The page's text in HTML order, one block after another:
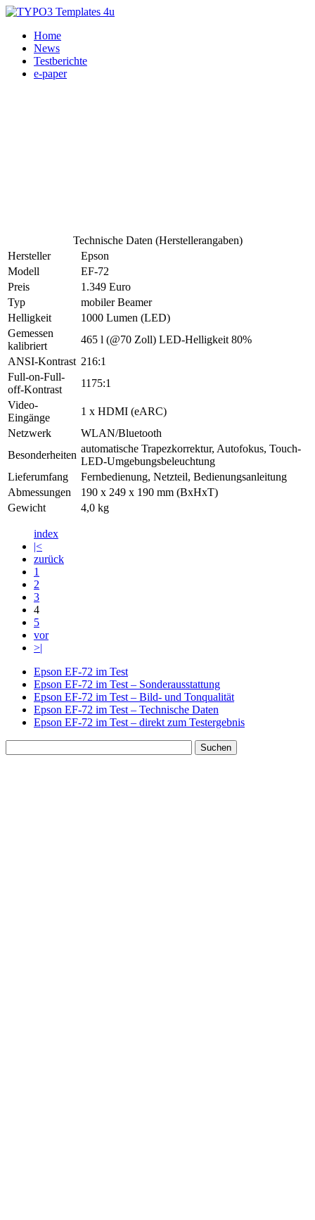
Home
News
Testberichte
e-paper
Technische Daten (Herstellerangaben)
Hersteller
Epson
Modell
EF-72
Preis
1.349 Euro
Typ
mobiler Beamer
Helligkeit
1000 Lumen (LED)
Gemessen
kalibriert
465 l (@70 Zoll) LED-Helligkeit 80%
ANSI-Kontrast 216:1
Full-on-Full-
off-Kontrast
1175:1
Video-
Eingänge
1 x HDMI (eARC)
Netzwerk
WLAN/Bluetooth
Besonderheiten
automatische Trapezkorrektur, Autofokus, Touch-
LED-Umgebungsbeleuchtung
Lieferumfang
Fernbedienung, Netzteil, Bedienungsanleitung
Abmessungen
190 x 249 x 190 mm (BxHxT)
Gewicht
4,0 kg
index
|<
zurück
1
2
3
4
5
vor
>|
Epson EF-72 im Test
Epson EF-72 im Test – Sonderausstattung
Epson EF-72 im Test – Bild- und Tonqualität
Epson EF-72 im Test – Technische Daten
Epson EF-72 im Test – direkt zum Testergebnis